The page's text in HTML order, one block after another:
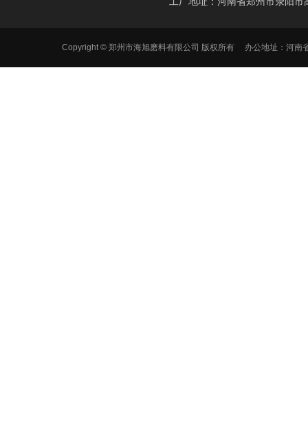
Copyright © 郑州市海旭磨料有限公司 版权所有 办公地址：河